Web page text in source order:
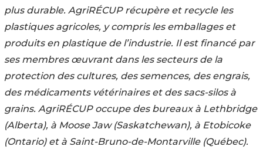
plus durable. AgriRÉCUP récupère et recycle les
plastiques agricoles, y compris les emballages et
produits en plastique de l’industrie. Il est financé par
ses membres œuvrant dans les secteurs de la
protection des cultures, des semences, des engrais,
des médicaments vétérinaires et des sacs-silos à
grains. AgriRÉCUP occupe des bureaux à Lethbridge
(Alberta), à Moose Jaw (Saskatchewan), à Etobicoke
(Ontario) et à Saint-Bruno-de-Montarville (Québec).